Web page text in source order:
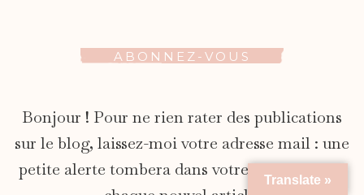
ABONNEZ-VOUS
Bonjour ! Pour ne rien rater des publications
sur le blog, laissez-moi votre adresse mail : une
petite alerte tombera dans votre messagerie à
Translate »